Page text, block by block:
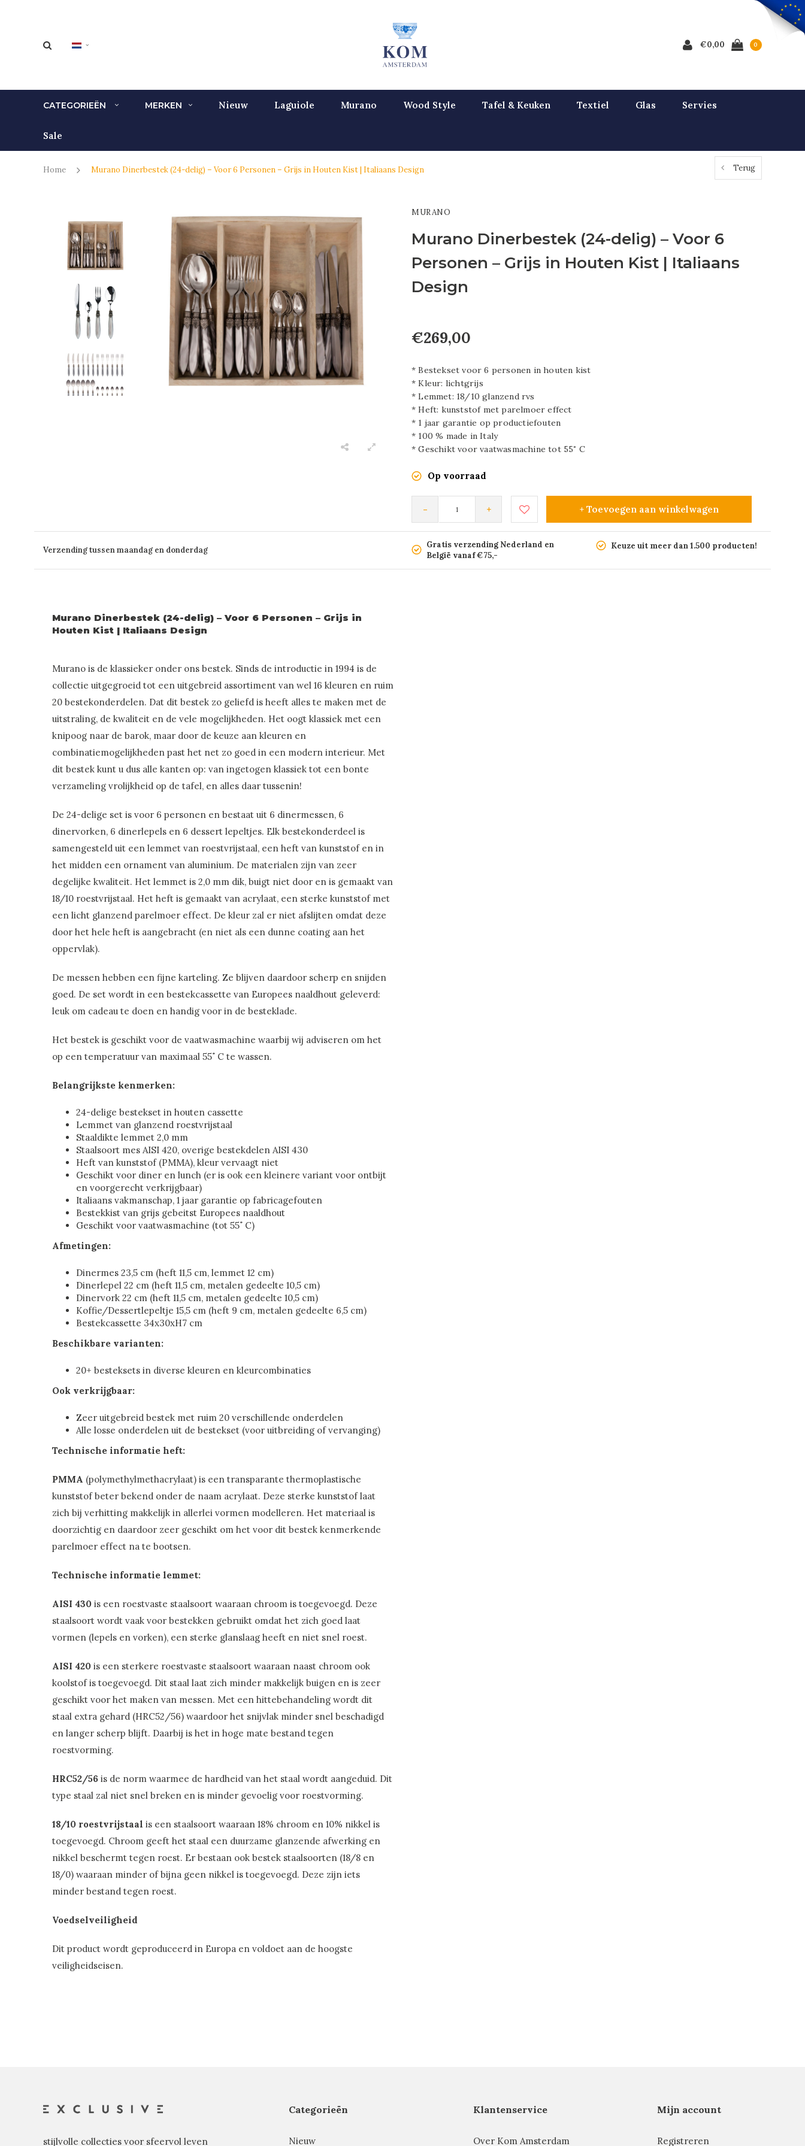
€0,00 0
CATEGORIEËN MERKEN Nieuw Laguiole Murano Wood Style Tafel & Keuken Textiel Glas Servies
Sale
Home Murano Dinerbestek (24-delig) – Voor 6 Personen – Grijs in Houten Kist | Italiaans Design Terug
MURANO
Murano Dinerbestek (24-delig) – Voor 6
Personen – Grijs in Houten Kist | Italiaans
Design
€269,00
* Bestekset voor 6 personen in houten kist
* Kleur: lichtgrijs
* Lemmet: 18/10 glanzend rvs
* Heft: kunststof met parelmoer effect
* 1 jaar garantie op productiefouten
* 100 % made in Italy
* Geschikt voor vaatwasmachine tot 55˚ C
Op voorraad
- + + Toevoegen aan winkelwagen
Verzending tussen maandag en donderdag
Gratis verzending Nederland en
België vanaf €75,-
Keuze uit meer dan 1.500 producten!
Murano Dinerbestek (24-delig) – Voor 6 Personen – Grijs in
Houten Kist | Italiaans Design
Murano is de klassieker onder ons bestek. Sinds de introductie in 1994 is de
collectie uitgegroeid tot een uitgebreid assortiment van wel 16 kleuren en ruim
20 bestekonderdelen. Dat dit bestek zo geliefd is heeft alles te maken met de
uitstraling, de kwaliteit en de vele mogelijkheden. Het oogt klassiek met een
knipoog naar de barok, maar door de keuze aan kleuren en
combinatiemogelijkheden past het net zo goed in een modern interieur. Met
dit bestek kunt u dus alle kanten op: van ingetogen klassiek tot een bonte
verzameling vrolijkheid op de tafel, en alles daar tussenin!
De 24-delige set is voor 6 personen en bestaat uit 6 dinermessen, 6
dinervorken, 6 dinerlepels en 6 dessert lepeltjes. Elk bestekonderdeel is
samengesteld uit een lemmet van roestvrijstaal, een heft van kunststof en in
het midden een ornament van aluminium. De materialen zijn van zeer
degelijke kwaliteit. Het lemmet is 2,0 mm dik, buigt niet door en is gemaakt van
18/10 roestvrijstaal. Het heft is gemaakt van acrylaat, een sterke kunststof met
een licht glanzend parelmoer effect. De kleur zal er niet afslijten omdat deze
door het hele heft is aangebracht (en niet als een dunne coating aan het
oppervlak).
De messen hebben een fijne karteling. Ze blijven daardoor scherp en snijden
goed. De set wordt in een bestekcassette van Europees naaldhout geleverd:
leuk om cadeau te doen en handig voor in de besteklade.
Het bestek is geschikt voor de vaatwasmachine waarbij wij adviseren om het
op een temperatuur van maximaal 55˚ C te wassen.
Belangrijkste kenmerken:
24-delige bestekset in houten cassette
Lemmet van glanzend roestvrijstaal
Staaldikte lemmet 2,0 mm
Staalsoort mes AISI 420, overige bestekdelen AISI 430
Heft van kunststof (PMMA), kleur vervaagt niet
Geschikt voor diner en lunch (er is ook een kleinere variant voor ontbijt
en voorgerecht verkrijgbaar)
Italiaans vakmanschap, 1 jaar garantie op fabricagefouten
Bestekkist van grijs gebeitst Europees naaldhout
Geschikt voor vaatwasmachine (tot 55˚ C)
Afmetingen:
Dinermes 23,5 cm (heft 11,5 cm, lemmet 12 cm)
Dinerlepel 22 cm (heft 11,5 cm, metalen gedeelte 10,5 cm)
Dinervork 22 cm (heft 11,5 cm, metalen gedeelte 10,5 cm)
Koffie/Dessertlepeltje 15,5 cm (heft 9 cm, metalen gedeelte 6,5 cm)
Bestekcassette 34x30xH7 cm
Beschikbare varianten:
20+ besteksets in diverse kleuren en kleurcombinaties
Ook verkrijgbaar:
Zeer uitgebreid bestek met ruim 20 verschillende onderdelen
Alle losse onderdelen uit de bestekset (voor uitbreiding of vervanging)
Technische informatie heft:
PMMA (polymethylmethacrylaat) is een transparante thermoplastische
kunststof beter bekend onder de naam acrylaat. Deze sterke kunststof laat
zich bij verhitting makkelijk in allerlei vormen modelleren. Het materiaal is
doorzichtig en daardoor zeer geschikt om het voor dit bestek kenmerkende
parelmoer effect na te bootsen.
Technische informatie lemmet:
AISI 430 is een roestvaste staalsoort waaraan chroom is toegevoegd. Deze
staalsoort wordt vaak voor bestekken gebruikt omdat het zich goed laat
vormen (lepels en vorken), een sterke glanslaag heeft en niet snel roest.
AISI 420 is een sterkere roestvaste staalsoort waaraan naast chroom ook
koolstof is toegevoegd. Dit staal laat zich minder makkelijk buigen en is zeer
geschikt voor het maken van messen. Met een hittebehandeling wordt dit
staal extra gehard (HRC52/56) waardoor het snijvlak minder snel beschadigd
en langer scherp blijft. Daarbij is het in hoge mate bestand tegen
roestvorming.
HRC52/56 is de norm waarmee de hardheid van het staal wordt aangeduid. Dit
type staal zal niet snel breken en is minder gevoelig voor roestvorming.
18/10 roestvrijstaal is een staalsoort waaraan 18% chroom en 10% nikkel is
toegevoegd. Chroom geeft het staal een duurzame glanzende afwerking en
nikkel beschermt tegen roest. Er bestaan ook bestek staalsoorten (18/8 en
18/0) waaraan minder of bijna geen nikkel is toegevoegd. Deze zijn iets
minder bestand tegen roest.
Voedselveiligheid
Dit product wordt geproduceerd in Europa en voldoet aan de hoogste
veiligheidseisen.
stijlvolle collecties voor sfeervol leven
Categorieën
Nieuw
Klantenservice
Over Kom Amsterdam
Mijn account
Registreren